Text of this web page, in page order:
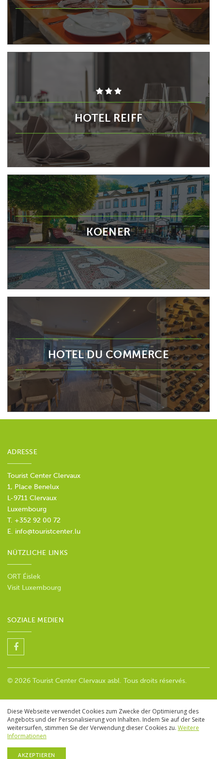
HOTEL REIFF
KOENER
HOTEL DU COMMERCE
ADRESSE
Tourist Center Clervaux
1, Place Benelux
L-9711 Clervaux
Luxembourg
T. +352 92 00 72
E. info@touristcenter.lu
NÜTZLICHE LINKS
ORT Éislek
Visit Luxembourg
SOZIALE MEDIEN
© 2026 Tourist Center Clervaux asbl. Tous droits réservés.
Diese Webseite verwendet Cookies zum Zwecke der Optimierung des
Angebots und der Personalisierung von Inhalten. Indem Sie auf der Seite
weitersurfen, stimmen Sie der Verwendung dieser Cookies zu. Weitere
Informationen
AKZEPTIEREN